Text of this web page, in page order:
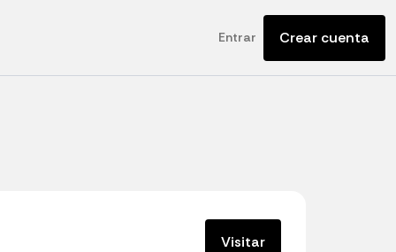
Entrar Crear cuenta
Visitar